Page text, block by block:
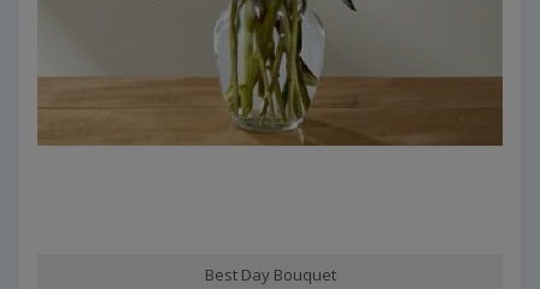
Best Day Bouquet